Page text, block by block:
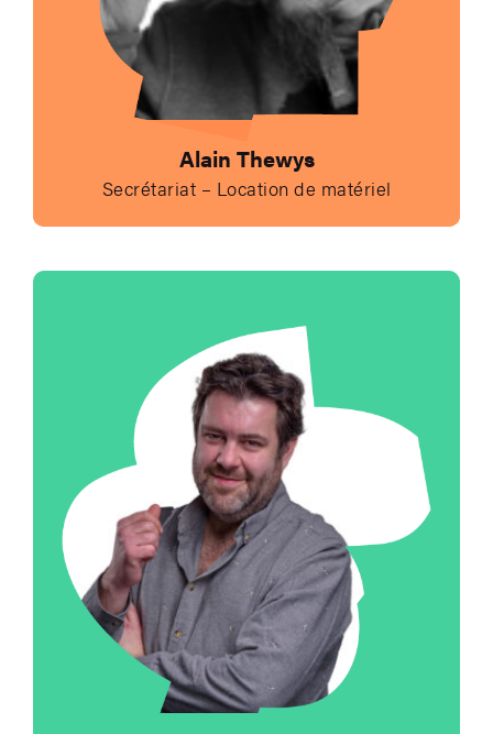
Alain Thewys
Secrétariat – Location de matériel
Envoyer un e-mail